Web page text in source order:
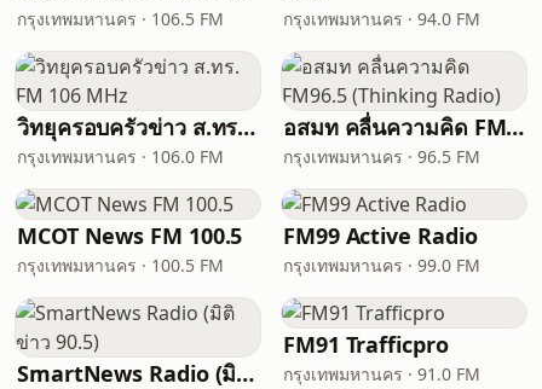
กรุงเทพมหานคร · 106.5 FM กรุงเทพมหานคร · 94.0 FM
วิทยุครอบครัวข่าว ส.ทร. FM 106 MHz
กรุงเทพมหานคร · 106.0 FM
อสมท คลื่นความคิด FM96.5 (Thinking Radio)
กรุงเทพมหานคร · 96.5 FM
MCOT News FM 100.5
กรุงเทพมหานคร · 100.5 FM
FM99 Active Radio
กรุงเทพมหานคร · 99.0 FM
SmartNews Radio (มิติข่าว 90.5)
FM91 Trafficpro
กรุงเทพมหานคร · 91.0 FM